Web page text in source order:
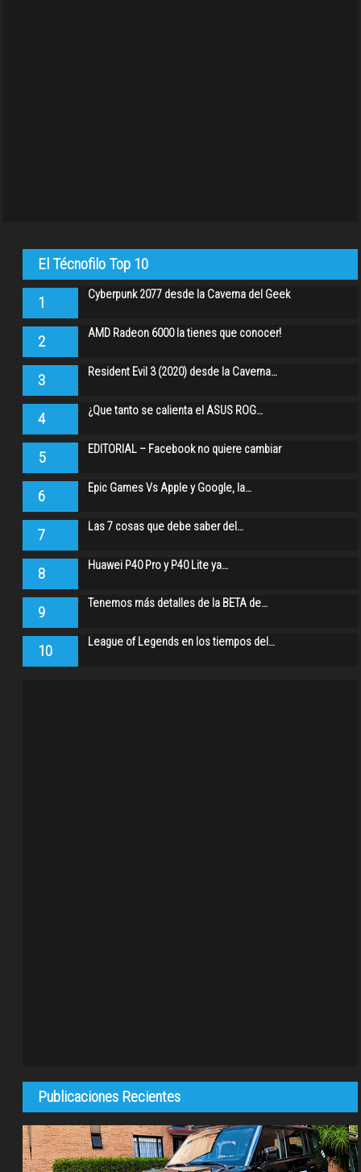
El Técnofilo Top 10
1 Cyberpunk 2077 desde la Caverna del Geek
2 AMD Radeon 6000 la tienes que conocer!
3 Resident Evil 3 (2020) desde la Caverna…
4 ¿Que tanto se calienta el ASUS ROG…
5 EDITORIAL – Facebook no quiere cambiar
6 Epic Games Vs Apple y Google, la…
7 Las 7 cosas que debe saber del…
8 Huawei P40 Pro y P40 Lite ya…
9 Tenemos más detalles de la BETA de…
10 League of Legends en los tiempos del…
Publicaciones Recientes